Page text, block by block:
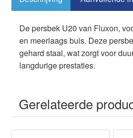
b
o
o
k
d
o
n
y st
De persbek U20 van Fluxon,
en meerlaags buis. Deze
gehard staal, wat zorgt voor
langdurige prestaties.
Gerelateerde